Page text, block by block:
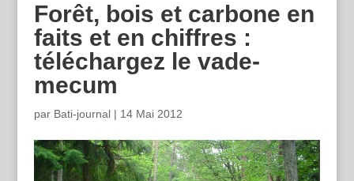
Forêt, bois et carbone en
faits et en chiffres :
téléchargez le vade-
mecum
par Bati-journal| 14 Mai 2012